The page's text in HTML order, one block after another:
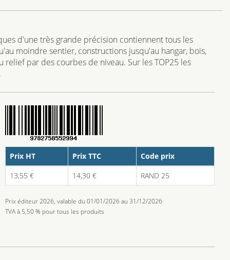
d'une très grande précision contiennent tous les
moindre sentier, constructions jusqu'au hangar, bois,
par des courbes de niveau. Sur les TOP25 les
Prix HT Prix TTC
Code prix
13,55 €
14,30 € RAND 25
Prix éditeur 2026, valable du 01/01/2026 au 31/12/2026
TVA à 5,50 % pour tous les produits